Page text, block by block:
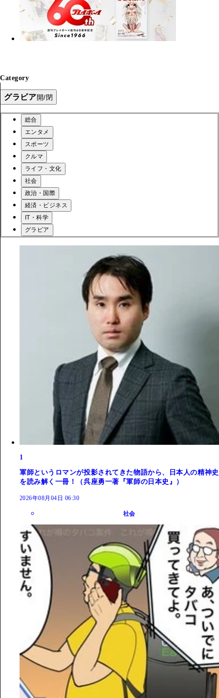
Category
グラビア開/閉
総合
エンタメ
スポーツ
クルマ
ライフ・文化
社会
政治・国際
経済・ビジネス
IT・科学
グラビア
1
軍師というロマンが投影されてきた物語から、日本人の精神史
を読み解く一冊！（呉座勇一著『軍師の日本史』）
2026年08月04日 06:30
社会